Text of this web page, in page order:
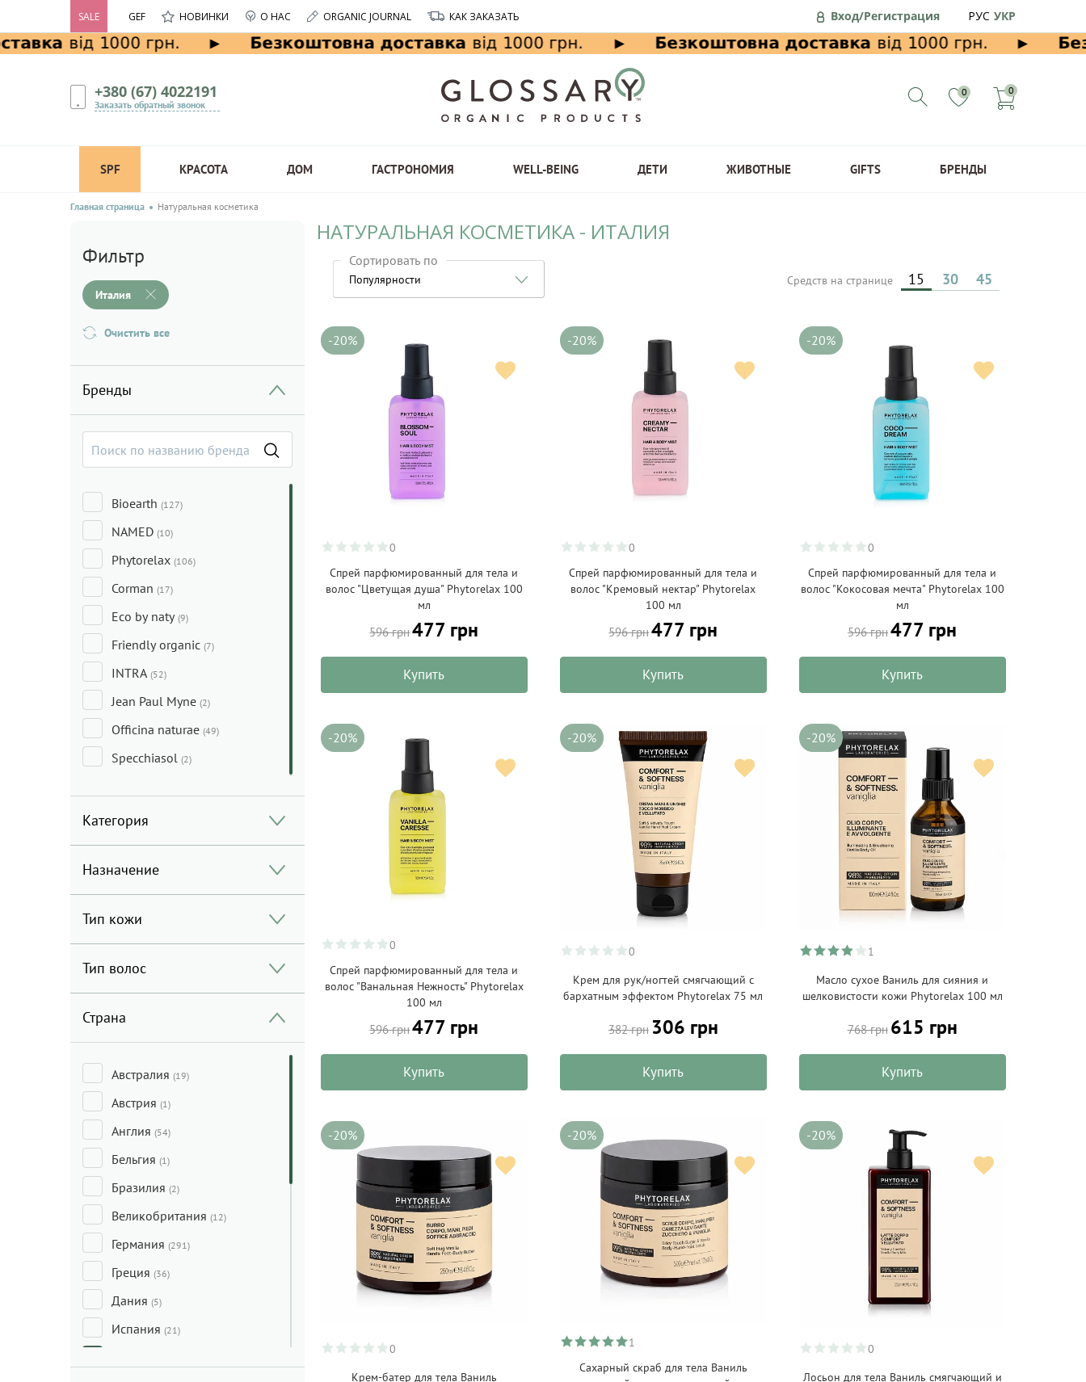
SALE GEF НОВИНКИ О НАС ORGANIC JOURNAL КАК ЗАКАЗАТЬ Вход/Регистрация РУС УКР
+380 (67) 4022191
Заказать обратный звонок
0 0
SPF КРАСОТА ДОМ ГАСТРОНОМИЯ WELL-BEING ДЕТИ ЖИВОТНЫЕ GIFTS БРЕНДЫ
Главная страница Натуральная косметика
Фильтр
Италия
Очистить все
Бренды
Bioearth (127)
NAMED (10)
Phytorelax (106)
Corman (17)
Eco by naty (9)
Friendly organic (7)
INTRA (52)
Jean Paul Myne (2)
Officina naturae (49)
Specchiasol (2)
Категория
Назначение
Тип кожи
Тип волос
Страна
Австралия (19)
Австрия (1)
Англия (54)
Бельгия (1)
Бразилия (2)
Великобритания (12)
Германия (291)
Греция (36)
Дания (5)
Испания (21)
НАТУРАЛЬНАЯ КОСМЕТИКА - ИТАЛИЯ
Сортировать по
Популярности Средств на странице 15 30 45
-20%
0
Спрей парфюмированный для тела и
волос "Цветущая душа" Phytorelax 100
мл
596 грн477 грн
Купить
-20%
0
Спрей парфюмированный для тела и
волос "Кремовый нектар" Phytorelax
100 мл
596 грн477 грн
Купить
-20%
0
Спрей парфюмированный для тела и
волос "Кокосовая мечта" Phytorelax 100
мл
596 грн477 грн
Купить
-20%
0
Спрей парфюмированный для тела и
волос "Ванальная Нежность" Phytorelax
100 мл
596 грн477 грн
Купить
-20%
0
Крем для рук/ногтей смягчающий с
бархатным эффектом Phytorelax 75 мл
382 грн 306 грн
Купить
-20%
1
Масло сухое Ваниль для сияния и
шелковистости кожи Phytorelax 100 мл
768 грн 615 грн
Купить
-20%
0
Крем-батер для тела Ваниль
-20%
1
Сахарный скраб для тела Ваниль
-20%
0
Лосьон для тела Ваниль смягчающий и